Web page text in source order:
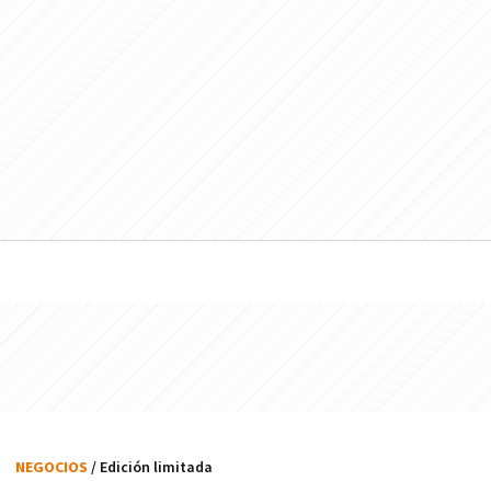
NEGOCIOS / Edición limitada